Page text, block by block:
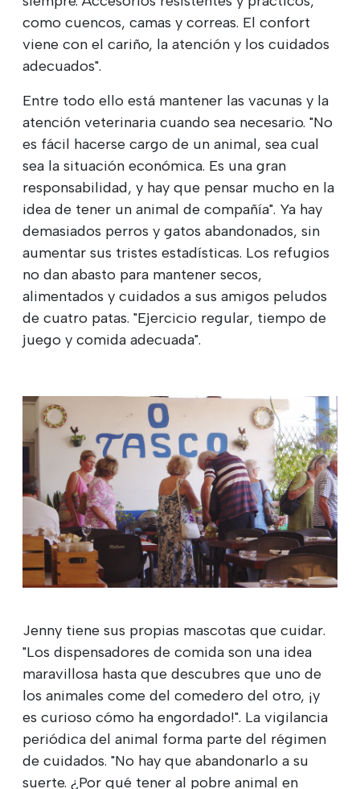
como cuencos, camas y correas. El confort
viene con el cariño, la atención y los cuidados
adecuados".
Entre todo ello está mantener las vacunas y la
atención veterinaria cuando sea necesario. "No
es fácil hacerse cargo de un animal, sea cual
sea la situación económica. Es una gran
responsabilidad, y hay que pensar mucho en la
idea de tener un animal de compañía". Ya hay
demasiados perros y gatos abandonados, sin
aumentar sus tristes estadísticas. Los refugios
no dan abasto para mantener secos,
alimentados y cuidados a sus amigos peludos
de cuatro patas. "Ejercicio regular, tiempo de
juego y comida adecuada".
Jenny tiene sus propias mascotas que cuidar.
"Los dispensadores de comida son una idea
maravillosa hasta que descubres que uno de
los animales come del comedero del otro, ¡y
es curioso cómo ha engordado!". La vigilancia
periódica del animal forma parte del régimen
de cuidados. "No hay que abandonarlo a su
suerte. ¿Por qué tener al pobre animal en